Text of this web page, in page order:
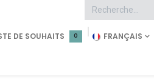
0
DE SOUHAITS FRANÇAIS